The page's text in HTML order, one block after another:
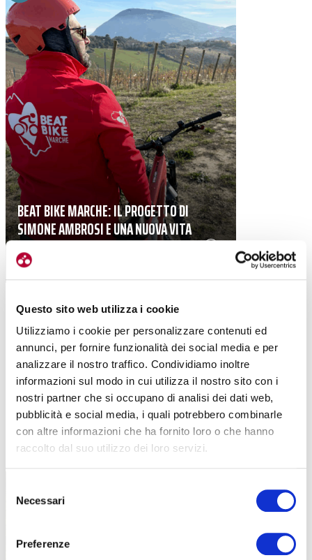
Questo sito web utilizza i cookie
Utilizziamo i cookie per personalizzare contenuti ed
annunci, per fornire funzionalità dei social media e per
analizzare il nostro traffico. Condividiamo inoltre
informazioni sul modo in cui utilizza il nostro sito con i
nostri partner che si occupano di analisi dei dati web,
pubblicità e social media, i quali potrebbero combinarle
con altre informazioni che ha fornito loro o che hanno
raccolto dal suo utilizzo dei loro servizi.
delNecessari
Preferenze
BEAT BIKE MARCHE: IL PROGETTO DI
SIMONE AMBROSI E UNA NUOVA VITA
GRAZIE ALL’E-BIKE
|09-02-2026
TUTTE LE CATEGORIE DEL MAGAZINE